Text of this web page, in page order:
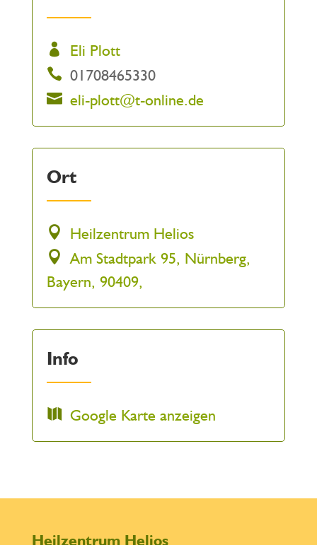
Eli Plott
01708465330
eli-plott@t-online.de
Ort
Heilzentrum Helios
Am Stadtpark 95, Nürnberg,
Bayern, 90409,
Info
Google Karte anzeigen
Heilzentrum Helios